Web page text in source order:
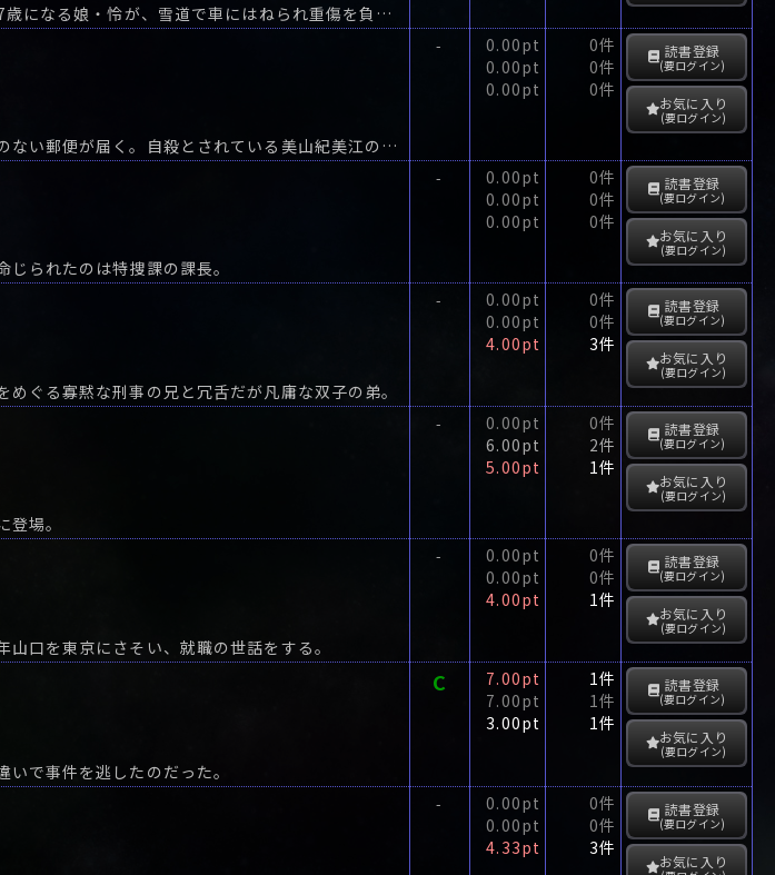
盛岡で喫茶店“ドールズ”を経営する月岡真司の7歳になる娘・怜が、雪道で車にはねられ重傷を負った。
事務所開きしたばかりの探偵社に、差し出し人のない郵便が届く。自殺とされている美山紀美江の死に不審を抱く調査依頼だった。
-
0.00pt
0.00pt
0.00pt
0件
0件
0件
読書登録
(要ログイン)
お気に入り
(要ログイン)
られたのは特捜課の課長。
-
0.00pt
0.00pt
0.00pt
0件
0件
0件
読書登録
(要ログイン)
お気に入り
(要ログイン)
ぐる寡黙な刑事の兄と冗舌だが凡庸な双子の弟。
-
0.00pt
0.00pt
4.00pt
0件
0件
3件
読書登録
(要ログイン)
お気に入り
(要ログイン)
場。
-
0.00pt
6.00pt
5.00pt
0件
2件
1件
読書登録
(要ログイン)
お気に入り
(要ログイン)
口を東京にさそい、就職の世話をする。
-
0.00pt
0.00pt
4.00pt
0件
0件
1件
読書登録
(要ログイン)
お気に入り
(要ログイン)
で事件を逃したのだった。
C
7.00pt
7.00pt
3.00pt
1件
1件
1件
読書登録
(要ログイン)
お気に入り
(要ログイン)
-
0.00pt
0.00pt
4.33pt
0件
0件
3件
読書登録
(要ログイン)
お気に入り